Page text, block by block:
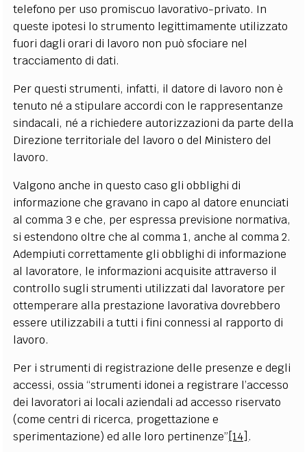
telefono per uso promiscuo lavorativo-privato. In
queste ipotesi lo strumento legittimamente utilizzato
fuori dagli orari di lavoro non può sfociare nel
tracciamento di dati.
Per questi strumenti, infatti, il datore di lavoro non è
tenuto né a stipulare accordi con le rappresentanze
sindacali, né a richiedere autorizzazioni da parte della
Direzione territoriale del lavoro o del Ministero del
lavoro.
Valgono anche in questo caso gli obblighi di
informazione che gravano in capo al datore enunciati
al comma 3 e che, per espressa previsione normativa,
si estendono oltre che al comma 1, anche al comma 2.
Adempiuti correttamente gli obblighi di informazione
al lavoratore, le informazioni acquisite attraverso il
controllo sugli strumenti utilizzati dal lavoratore per
ottemperare alla prestazione lavorativa dovrebbero
essere utilizzabili a tutti i fini connessi al rapporto di
lavoro.
Per i strumenti di registrazione delle presenze e degli
accessi, ossia “strumenti idonei a registrare l’accesso
dei lavoratori ai locali aziendali ad accesso riservato
(come centri di ricerca, progettazione e
sperimentazione) ed alle loro pertinenze”[14] .